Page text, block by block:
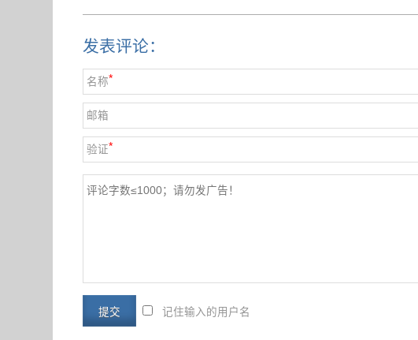
发表评论：
名称*
邮箱
验证*
记住输入的用户名